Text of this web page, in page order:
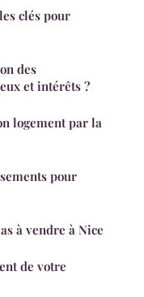
clés pour
des
et intérêts ?
logement par la
pour
à vendre à Nice
de votre